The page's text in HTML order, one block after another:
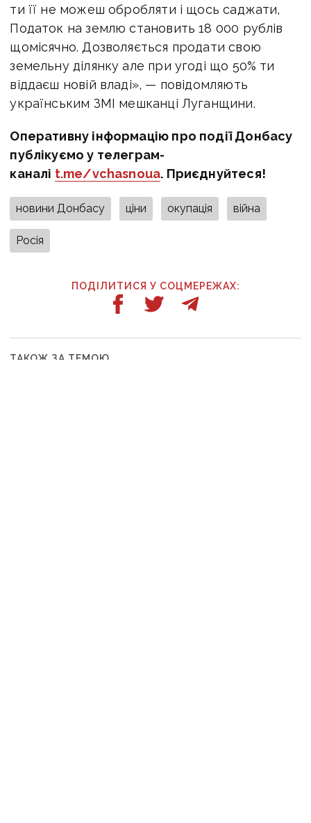
ти її не можеш обробляти і щось саджати,
Податок на землю становить 18 000 рублів
щомісячно. Дозволяється продати свою
земельну ділянку але при угоді що 50% ти
віддаєш новій владі», — повідомляють
українським ЗМІ мешканці Луганщини.
Оперативну інформацію про події Донбасу
публікуємо у телеграм-
каналі t.me/vchasnoua. Приєднуйтеся!
новини Донбасу ціни окупація війна
Росія
ПОДІЛИТИСЯ У СОЦМЕРЕЖАХ:
ТАКОЖ ЗА ТЕМОЮ